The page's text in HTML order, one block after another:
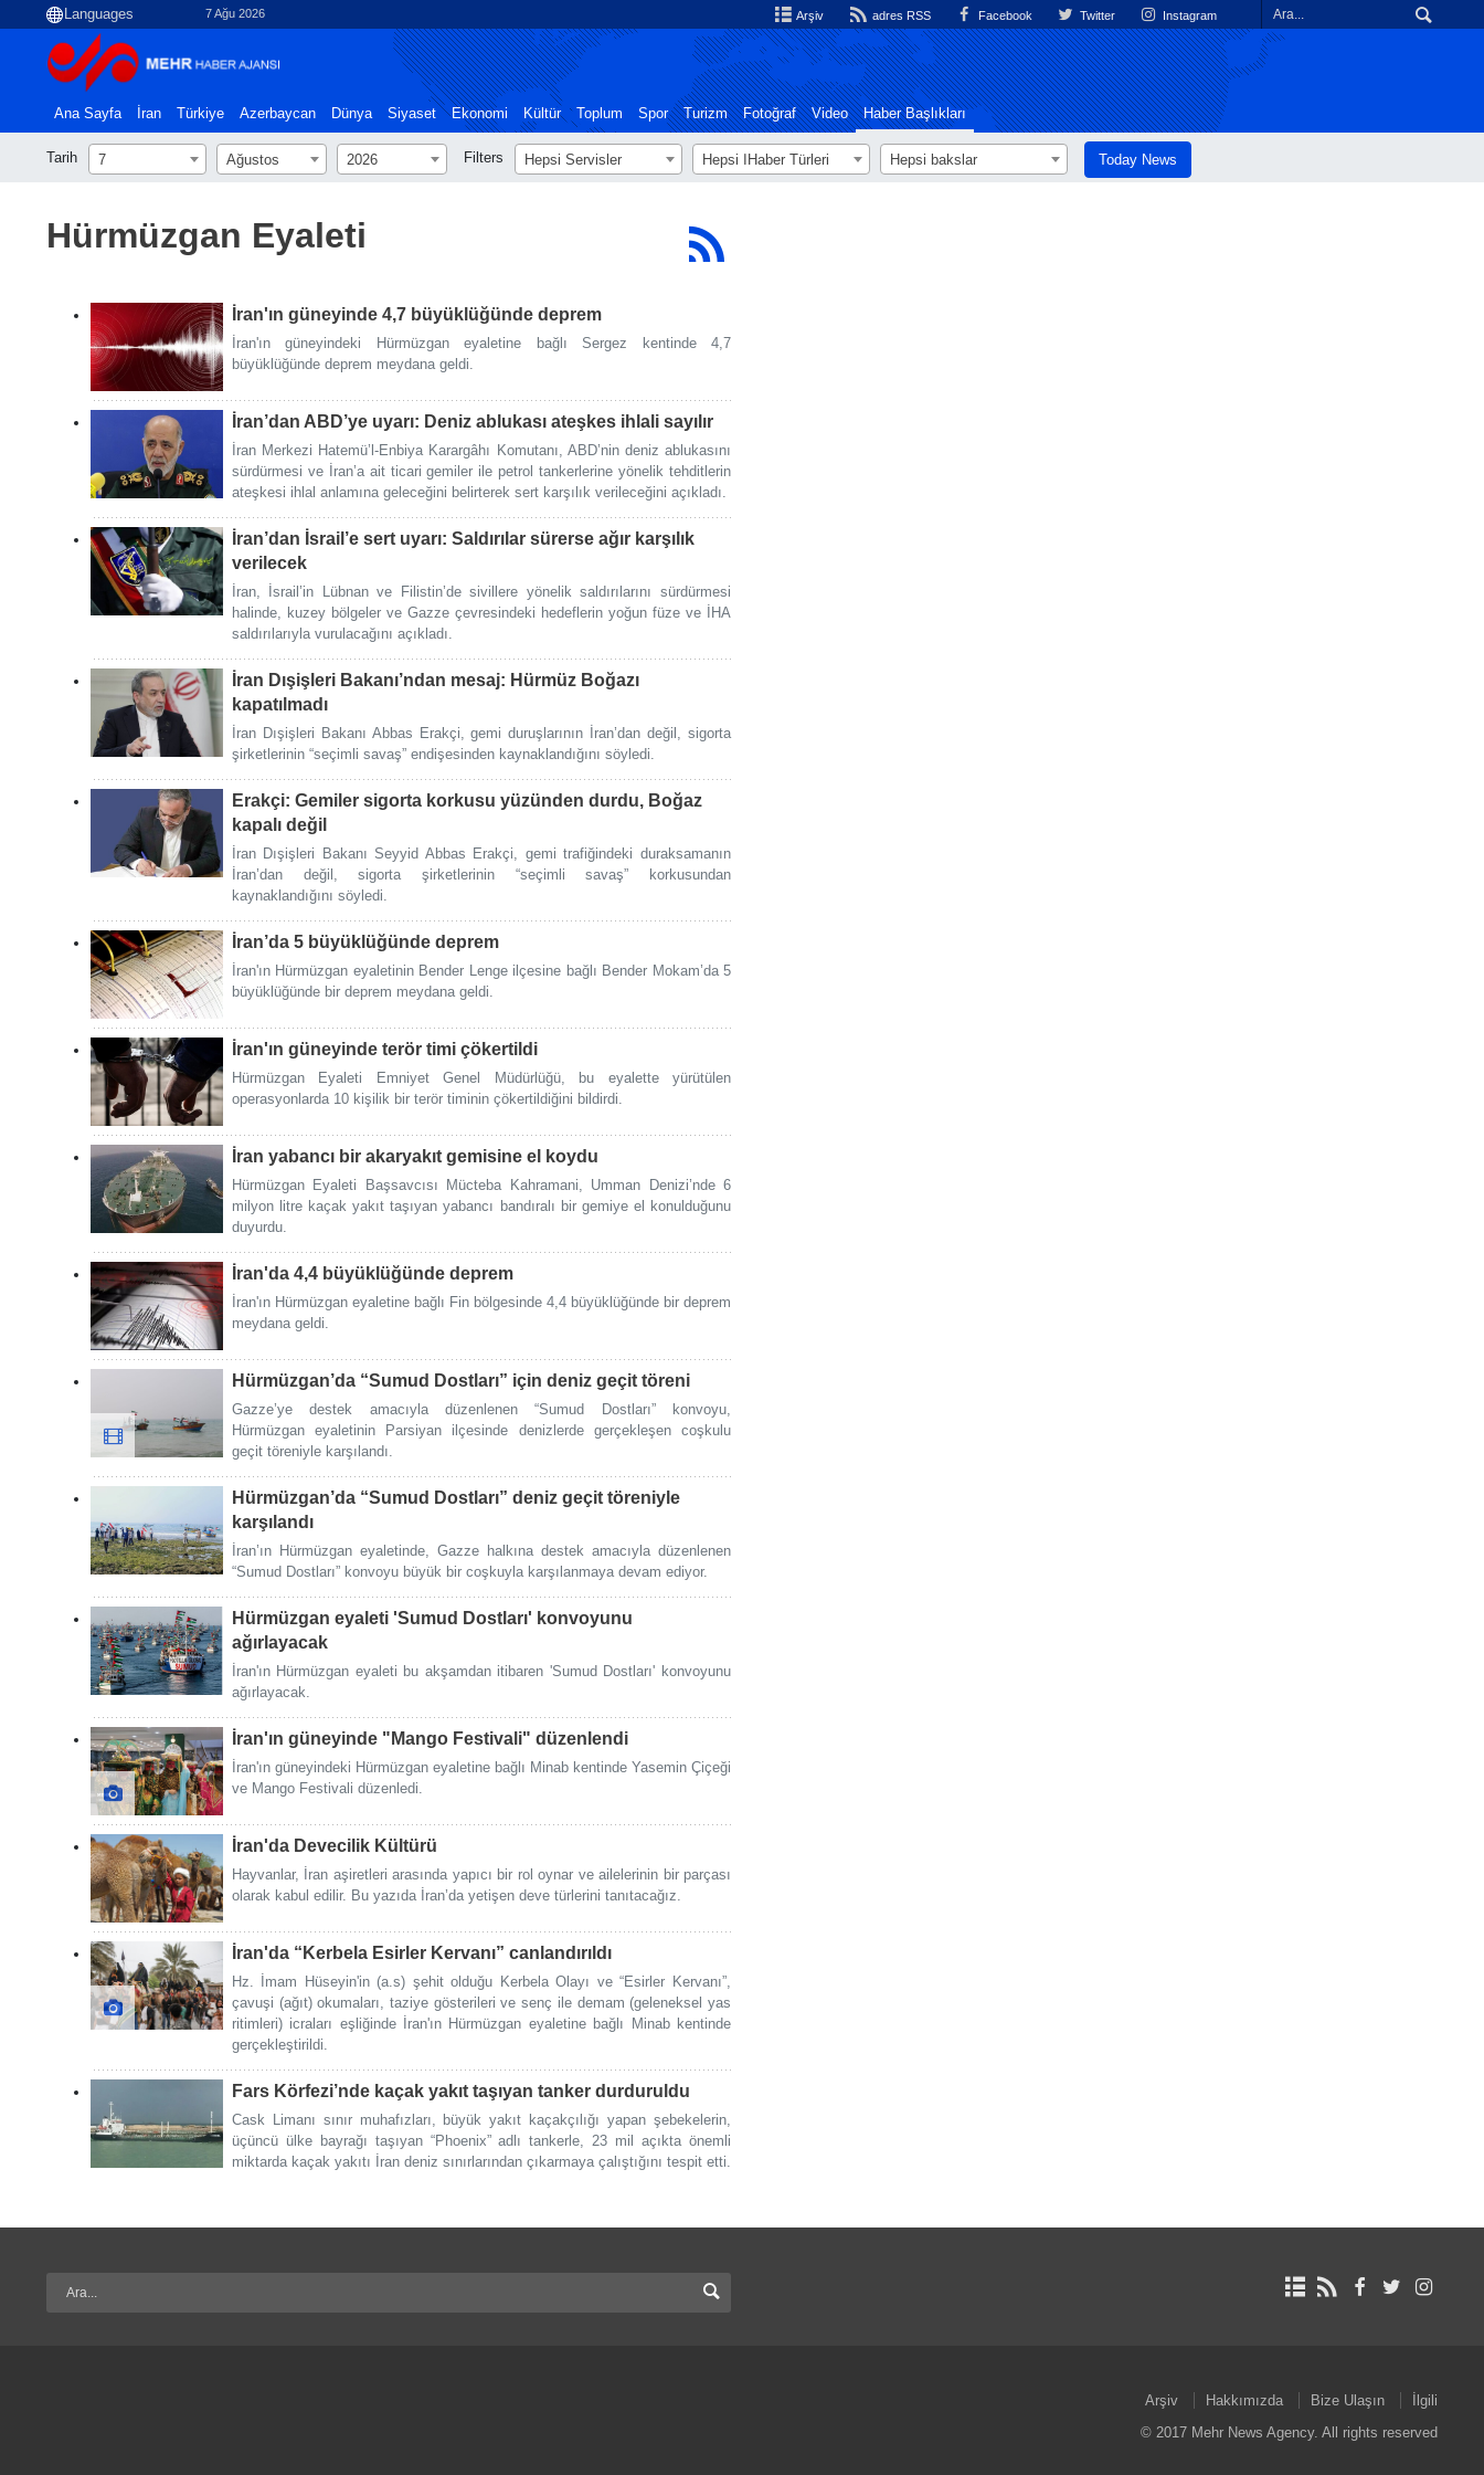
7 Ağu 2026 Arşiv adres RSS Facebook Twitter Instagram
Ana Sayfa İran Türkiye Azerbaycan Dünya Siyaset Ekonomi Kültür Toplum Spor Turizm Fotoğraf Video Haber Başlıkları
Tarih 7 Ağustos 2026 Filters Hepsi Servisler Hepsi اHaber Türleri Hepsi bakslar Today News
Hürmüzgan Eyaleti
İran'ın güneyinde 4,7 büyüklüğünde deprem
İran'ın güneyindeki Hürmüzgan eyaletine bağlı Sergez kentinde 4,7
büyüklüğünde deprem meydana geldi.
İran’dan ABD’ye uyarı: Deniz ablukası ateşkes ihlali sayılır
İran Merkezi Hatemü’l-Enbiya Karargâhı Komutanı, ABD’nin deniz ablukasını
sürdürmesi ve İran’a ait ticari gemiler ile petrol tankerlerine yönelik tehditlerin
ateşkesi ihlal anlamına geleceğini belirterek sert karşılık verileceğini açıkladı.
İran’dan İsrail’e sert uyarı: Saldırılar sürerse ağır karşılık
verilecek
İran, İsrail’in Lübnan ve Filistin’de sivillere yönelik saldırılarını sürdürmesi
halinde, kuzey bölgeler ve Gazze çevresindeki hedeflerin yoğun füze ve İHA
saldırılarıyla vurulacağını açıkladı.
İran Dışişleri Bakanı’ndan mesaj: Hürmüz Boğazı
kapatılmadı
İran Dışişleri Bakanı Abbas Erakçi, gemi duruşlarının İran’dan değil, sigorta
şirketlerinin “seçimli savaş” endişesinden kaynaklandığını söyledi.
Erakçi: Gemiler sigorta korkusu yüzünden durdu, Boğaz
kapalı değil
İran Dışişleri Bakanı Seyyid Abbas Erakçi, gemi trafiğindeki duraksamanın
İran’dan değil, sigorta şirketlerinin “seçimli savaş” korkusundan
kaynaklandığını söyledi.
İran’da 5 büyüklüğünde deprem
İran'ın Hürmüzgan eyaletinin Bender Lenge ilçesine bağlı Bender Mokam’da 5
büyüklüğünde bir deprem meydana geldi.
İran'ın güneyinde terör timi çökertildi
Hürmüzgan Eyaleti Emniyet Genel Müdürlüğü, bu eyalette yürütülen
operasyonlarda 10 kişilik bir terör timinin çökertildiğini bildirdi.
İran yabancı bir akaryakıt gemisine el koydu
Hürmüzgan Eyaleti Başsavcısı Mücteba Kahramani, Umman Denizi’nde 6
milyon litre kaçak yakıt taşıyan yabancı bandıralı bir gemiye el konulduğunu
duyurdu.
İran'da 4,4 büyüklüğünde deprem
İran'ın Hürmüzgan eyaletine bağlı Fin bölgesinde 4,4 büyüklüğünde bir deprem
meydana geldi.
Hürmüzgan’da “Sumud Dostları” için deniz geçit töreni
Gazze’ye destek amacıyla düzenlenen “Sumud Dostları” konvoyu,
Hürmüzgan eyaletinin Parsiyan ilçesinde denizlerde gerçekleşen coşkulu
geçit töreniyle karşılandı.
Hürmüzgan’da “Sumud Dostları” deniz geçit töreniyle
karşılandı
İran’ın Hürmüzgan eyaletinde, Gazze halkına destek amacıyla düzenlenen
“Sumud Dostları” konvoyu büyük bir coşkuyla karşılanmaya devam ediyor.
Hürmüzgan eyaleti 'Sumud Dostları' konvoyunu
ağırlayacak
İran'ın Hürmüzgan eyaleti bu akşamdan itibaren 'Sumud Dostları' konvoyunu
ağırlayacak.
İran'ın güneyinde "Mango Festivali" düzenlendi
İran'ın güneyindeki Hürmüzgan eyaletine bağlı Minab kentinde Yasemin Çiçeği
ve Mango Festivali düzenledi.
İran'da Devecilik Kültürü
Hayvanlar, İran aşiretleri arasında yapıcı bir rol oynar ve ailelerinin bir parçası
olarak kabul edilir. Bu yazıda İran’da yetişen deve türlerini tanıtacağız.
İran'da “Kerbela Esirler Kervanı” canlandırıldı
Hz. İmam Hüseyin'in (a.s) şehit olduğu Kerbela Olayı ve “Esirler Kervanı”,
çavuşi (ağıt) okumaları, taziye gösterileri ve senç ile demam (geleneksel yas
ritimleri) icraları eşliğinde İran'ın Hürmüzgan eyaletine bağlı Minab kentinde
gerçekleştirildi.
Fars Körfezi’nde kaçak yakıt taşıyan tanker durduruldu
Cask Limanı sınır muhafızları, büyük yakıt kaçakçılığı yapan şebekelerin,
üçüncü ülke bayrağı taşıyan “Phoenix” adlı tankerle, 23 mil açıkta önemli
miktarda kaçak yakıtı İran deniz sınırlarından çıkarmaya çalıştığını tespit etti.
Arşiv Hakkımızda Bize Ulaşın
İlgili
© 2017 Mehr News Agency. All rights reserved